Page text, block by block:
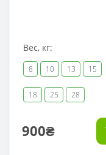
Вес, кг:
8 10 13 15
18 25 28
900₴